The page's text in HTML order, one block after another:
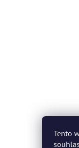
Tento